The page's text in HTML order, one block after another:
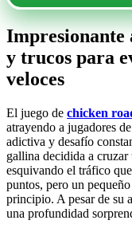
Impresionante
y trucos para
veloces
El juego de chicken
atrayendo a jugadores
adictiva y desafío
gallina decidida a
esquivando el tráfico
puntos, pero un
principio. A pesar de su
una profundidad